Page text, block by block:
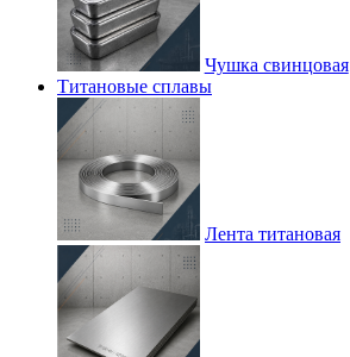
Чушка свинцовая
Титановые сплавы
Лента титановая